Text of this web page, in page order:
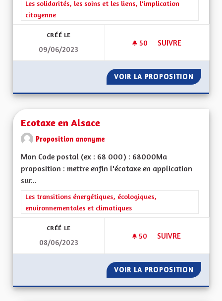
Filtrer les résultats de la catégorie : Les solidarités, les soins
Les solidarités, les soins et les liens, l'implication
citoyenne
CRÉÉ LE
09/06/2023
50 50 ABONNÉS
SUIVRE
VOIR LA PROPOSITION
Ecotaxe en Alsace
Proposition anonyme
Mon Code postal (ex : 68 000) : 68000Ma
proposition : mettre enfin l'écotaxe en application
sur...
Filtrer les résultats de la catégorie : Les transitions
Les transitions énergétiques, écologiques,
environnementales et climatiques
CRÉÉ LE
08/06/2023
50 50 ABONNÉS
SUIVRE
VOIR LA PROPOSITION